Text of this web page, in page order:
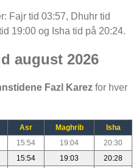
Fajr tid 03:57, Dhuhr tid
19:00 og Isha tid på 20:24.
august 2026
Fazl Karez for hver
Asr Maghrib
Isha
15:54 19:04
20:30
15:54 19:03
20:28